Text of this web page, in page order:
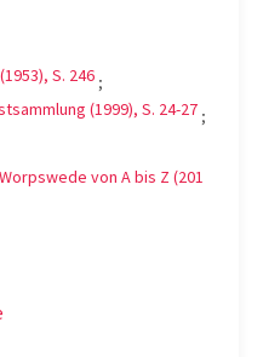
S. 246 ;
(1999), S. 24-27 ;
von A bis Z (201